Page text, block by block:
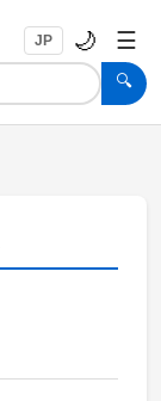
🔍
JP 🌙 ☰